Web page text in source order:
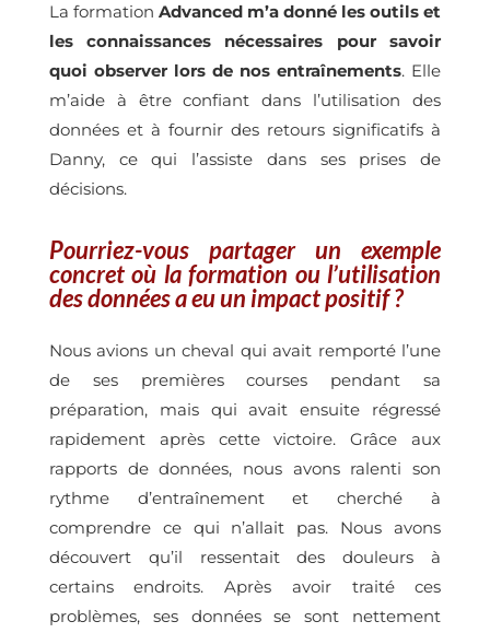
La formation Advanced m’a donné les outils et
les connaissances nécessaires pour savoir
quoi observer lors de nos entraînements. Elle
m’aide à être confiant dans l’utilisation des
données et à fournir des retours significatifs à
Danny, ce qui l’assiste dans ses prises de
décisions.
Pourriez-vous partager un exemple
concret où la formation ou l’utilisation
des données a eu un impact positif ?
Nous avions un cheval qui avait remporté l’une
de ses premières courses pendant sa
préparation, mais qui avait ensuite régressé
rapidement après cette victoire. Grâce aux
rapports de données, nous avons ralenti son
rythme d’entraînement et cherché à
comprendre ce qui n’allait pas. Nous avons
découvert qu’il ressentait des douleurs à
certains endroits. Après avoir traité ces
problèmes, ses données se sont nettement